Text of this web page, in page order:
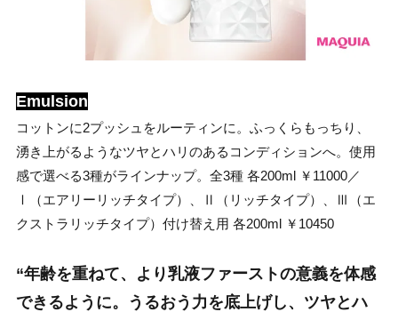
Emulsion
コットンに2プッシュをルーティンに。ふっくらもっちり、
湧き上がるようなツヤとハリのあるコンディションへ。使用
感で選べる3種がラインナップ。全3種 各200ml ￥11000／
Ⅰ（エアリーリッチタイプ）、Ⅱ（リッチタイプ）、Ⅲ（エ
クストラリッチタイプ）付け替え用 各200ml ￥10450
“年齢を重ねて、より乳液ファーストの意義を体感
できるように。うるおう力を底上げし、ツヤとハ